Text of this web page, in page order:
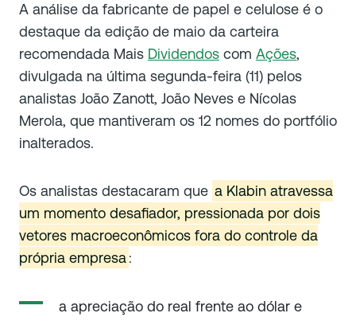
A análise da fabricante de papel e celulose é o
destaque da edição de maio da carteira
recomendada Mais Dividendos com Ações,
divulgada na última segunda-feira (11) pelos
analistas João Zanott, João Neves e Nícolas
Merola, que mantiveram os 12 nomes do portfólio
inalterados.
Os analistas destacaram que a Klabin atravessa
um momento desafiador, pressionada por dois
vetores macroeconômicos fora do controle da
própria empresa:
a apreciação do real frente ao dólar e